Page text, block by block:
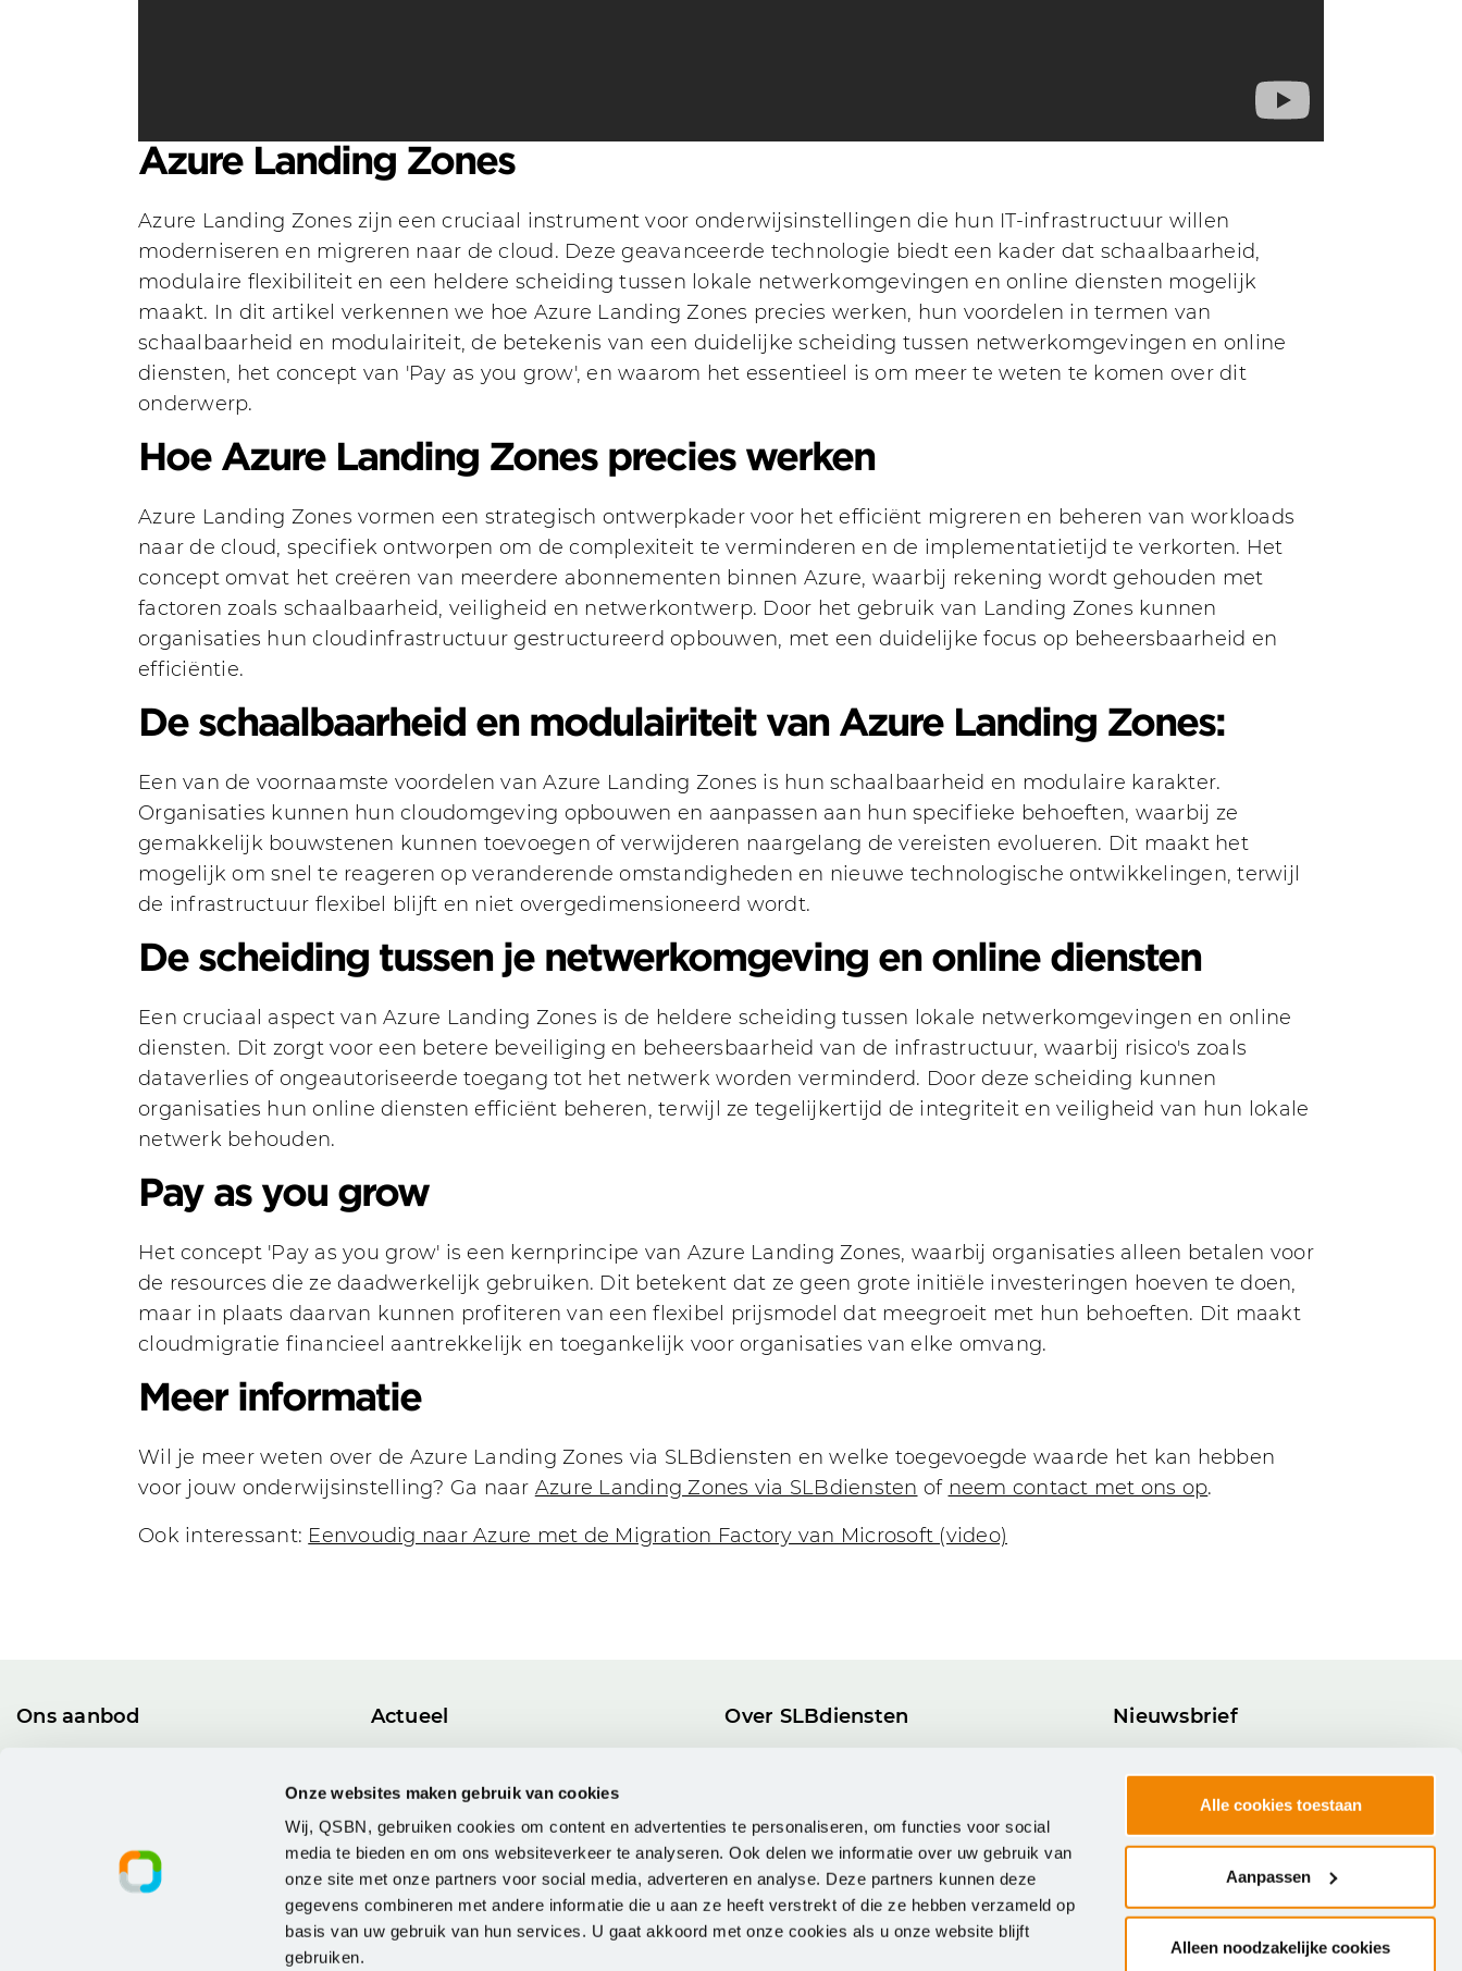
Onze websites maken gebruik van cookies
Wij, QSBN, gebruiken cookies om content en advertenties te personaliseren, om functies voor social
media te bieden en om ons websiteverkeer te analyseren. Ook delen we informatie over uw gebruik van
onze site met onze partners voor social media, adverteren en analyse. Deze partners kunnen deze
gegevens combineren met andere informatie die u aan ze heeft verstrekt of die ze hebben verzameld op
basis van uw gebruik van hun services. U gaat akkoord met onze cookies als u onze website blijft
gebruiken.
Alle cookies toestaan
Aanpassen
Alleen noodzakelijke cookies
Azure Landing Zones
Azure Landing Zones zijn een cruciaal instrument voor onderwijsinstellingen die hun IT-infrastructuur willen
moderniseren en migreren naar de cloud. Deze geavanceerde technologie biedt een kader dat schaalbaarheid,
modulaire flexibiliteit en een heldere scheiding tussen lokale netwerkomgevingen en online diensten mogelijk
maakt. In dit artikel verkennen we hoe Azure Landing Zones precies werken, hun voordelen in termen van
schaalbaarheid en modulairiteit, de betekenis van een duidelijke scheiding tussen netwerkomgevingen en online
diensten, het concept van 'Pay as you grow', en waarom het essentieel is om meer te weten te komen over dit
onderwerp.
Hoe Azure Landing Zones precies werken
Azure Landing Zones vormen een strategisch ontwerpkader voor het efficiënt migreren en beheren van workloads
naar de cloud, specifiek ontworpen om de complexiteit te verminderen en de implementatietijd te verkorten. Het
concept omvat het creëren van meerdere abonnementen binnen Azure, waarbij rekening wordt gehouden met
factoren zoals schaalbaarheid, veiligheid en netwerkontwerp. Door het gebruik van Landing Zones kunnen
organisaties hun cloudinfrastructuur gestructureerd opbouwen, met een duidelijke focus op beheersbaarheid en
efficiëntie.
De schaalbaarheid en modulairiteit van Azure Landing Zones:
Een van de voornaamste voordelen van Azure Landing Zones is hun schaalbaarheid en modulaire karakter.
Organisaties kunnen hun cloudomgeving opbouwen en aanpassen aan hun specifieke behoeften, waarbij ze
gemakkelijk bouwstenen kunnen toevoegen of verwijderen naargelang de vereisten evolueren. Dit maakt het
mogelijk om snel te reageren op veranderende omstandigheden en nieuwe technologische ontwikkelingen, terwijl
de infrastructuur flexibel blijft en niet overgedimensioneerd wordt.
De scheiding tussen je netwerkomgeving en online diensten
Een cruciaal aspect van Azure Landing Zones is de heldere scheiding tussen lokale netwerkomgevingen en online
diensten. Dit zorgt voor een betere beveiliging en beheersbaarheid van de infrastructuur, waarbij risico's zoals
dataverlies of ongeautoriseerde toegang tot het netwerk worden verminderd. Door deze scheiding kunnen
organisaties hun online diensten efficiënt beheren, terwijl ze tegelijkertijd de integriteit en veiligheid van hun lokale
netwerk behouden.
Pay as you grow
Het concept 'Pay as you grow' is een kernprincipe van Azure Landing Zones, waarbij organisaties alleen betalen voor
de resources die ze daadwerkelijk gebruiken. Dit betekent dat ze geen grote initiële investeringen hoeven te doen,
maar in plaats daarvan kunnen profiteren van een flexibel prijsmodel dat meegroeit met hun behoeften. Dit maakt
cloudmigratie financieel aantrekkelijk en toegankelijk voor organisaties van elke omvang.
Meer informatie
Wil je meer weten over de Azure Landing Zones via SLBdiensten en welke toegevoegde waarde het kan hebben
voor jouw onderwijsinstelling? Ga naar Azure Landing Zones via SLBdiensten of neem contact met ons op.
Ook interessant: Eenvoudig naar Azure met de Migration Factory van Microsoft (video)
Ons aanbod Actueel
Agenda
Over SLBdiensten
Kenniskring ICT & Onderwijs FAQ
Nieuwsbrief
software, trainingen en overige
activiteiten.
Inschrijven